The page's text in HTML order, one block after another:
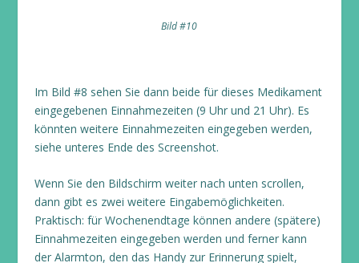
Bild #10
Im Bild #8 sehen Sie dann beide für dieses Medikament
eingegebenen Einnahmezeiten (9 Uhr und 21 Uhr). Es
könnten weitere Einnahmezeiten eingegeben werden,
siehe unteres Ende des Screenshot.
Wenn Sie den Bildschirm weiter nach unten scrollen,
dann gibt es zwei weitere Eingabemöglichkeiten.
Praktisch: für Wochenendtage können andere (spätere)
Einnahmezeiten eingegeben werden und ferner kann
der Alarmton, den das Handy zur Erinnerung spielt,